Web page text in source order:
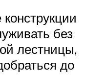
без
лестницы,
до